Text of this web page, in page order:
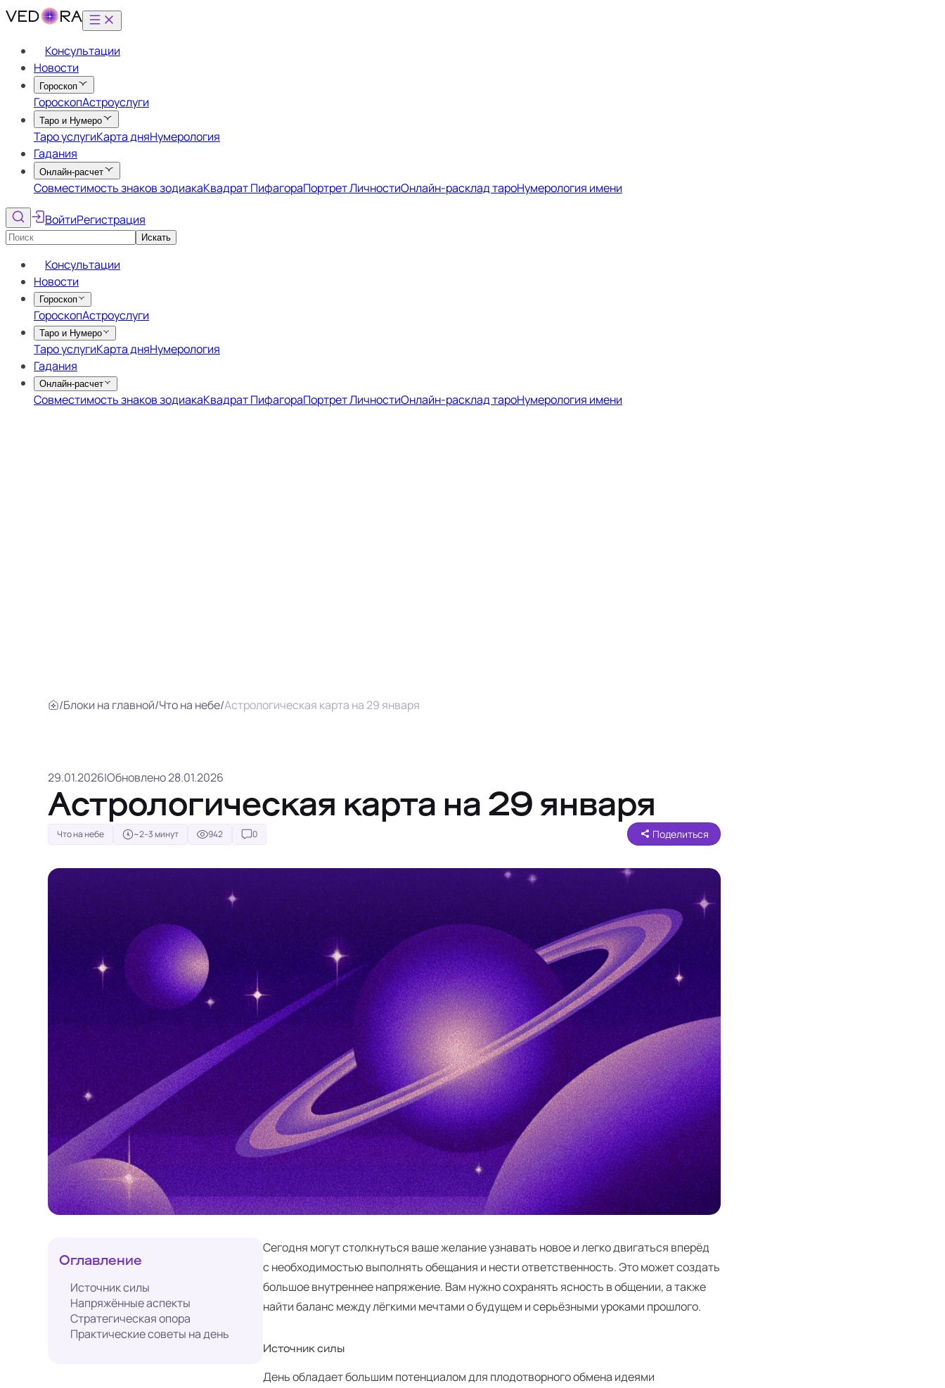
/Блоки на главной/Что на небе/Астрологическая карта на 29 января
29.01.2026|Обновлено 28.01.2026
Астрологическая карта на 29 января
Что на небе ~2–3 минут 942 0 Поделиться
Оглавление
Источник силы
Напряжённые аспекты
Стратегическая опора
Практические советы на день
Сегодня могут столкнуться ваше желание узнавать новое и легко двигаться вперёд
с необходимостью выполнять обещания и нести ответственность. Это может создать
большое внутреннее напряжение. Вам нужно сохранять ясность в общении, а также
найти баланс между лёгкими мечтами о будущем и серьёзными уроками прошлого.
Источник силы
День обладает большим потенциалом для плодотворного обмена идеями